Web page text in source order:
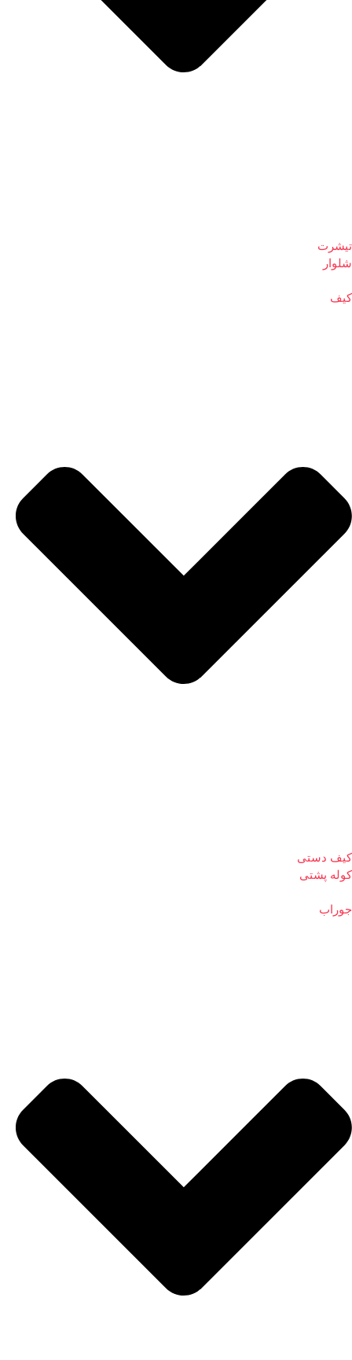
تیشرت
شلوار
کیف
کیف دستی
کوله پشتی
جوراب